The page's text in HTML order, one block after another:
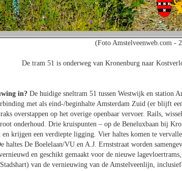
(Foto Amstelveenweb.com -
De tram 51 is onderweg van Kronenburg naar
in? De huidige sneltram 51 tussen Westwijk en station
met als eind-/beginhalte Amsterdam Zuid (er blijft
overstappen op het overige openbaar vervoer. Rails,
onderhoud. Drie kruispunten – op de Beneluxbaan bij
krijgen een verdiepte ligging. Vier haltes komen te
haltes De Boelelaan/VU en A.J. Ernststraat worden
en geschikt gemaakt voor de nieuwe
van de vernieuwing van de Amstelveenlijn,